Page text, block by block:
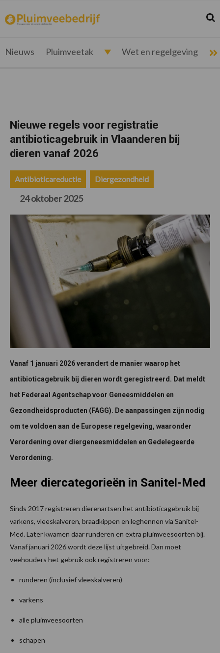
de
hoofdnavigatie
de
hoofd
de
eerste
de
voettekst
pluimveebedrijf.nl
Nieuws
pluimveehouder
Nieuws Pluimveetak Wet en regelgeving
Nieuwe regels voor registratie
antibioticagebruik in Vlaanderen bij
dieren vanaf 2026
Antibioticareductie Diergezondheid
24 oktober 2025
Vanaf 1 januari 2026 verandert de manier waarop het
antibioticagebruik bij dieren wordt geregistreerd. Dat meldt
het Federaal Agentschap voor Geneesmiddelen en
Gezondheidsproducten (FAGG). De aanpassingen zijn nodig
om te voldoen aan de Europese regelgeving, waaronder
Verordening over diergeneesmiddelen en Gedelegeerde
Verordening.
Meer diercategorieën in Sanitel-Med
Sinds 2017 registreren dierenartsen het antibioticagebruik bij
varkens, vleeskalveren, braadkippen en leghennen via Sanitel-
Med. Later kwamen daar runderen en extra pluimveesoorten bij.
Vanaf januari 2026 wordt deze lijst uitgebreid. Dan moet
veehouders het gebruik ook registreren voor:
runderen (inclusief vleeskalveren)
varkens
alle pluimveesoorten
schapen